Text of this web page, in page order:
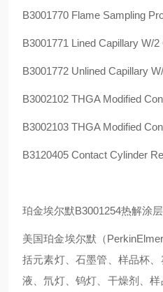
B3001770 Flame Sampling
B3001771 Lined Capillary W/
B3001772 Unlined Capillary
B3002102 THGA Modified
B3002103 THGA Modified
B3120405 Contact Cylinder
珀金埃尔默B3001254热解涂
美国珀金埃尔默（
括元素灯、石墨管、样品杯
液、氘灯、钨灯、干燥剂、